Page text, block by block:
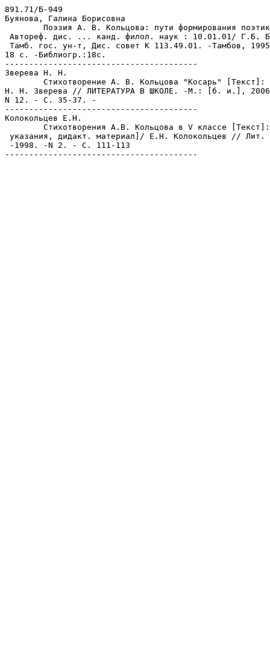
891.71/Б-949
Буянова, Галина Борисовна
Автореф. дис. ... канд. филол. наук : 10.01.01/ Г.Б.
Тамб. гос. ун-т, Дис. совет К 113.49.01. -Тамбов,
18 с. -Библиогр.:18с.
----------------------------------------
Зверева Н. Н.
Н. Н. Зверева // ЛИТЕРАТУРА В ШКОЛЕ. -М.: [б. и.],
N 12. - C. 35-37. -
----------------------------------------
Колокольцев Е.Н.
указания, дидакт. материал]/ Е.Н. Колокольцев //
-1998. -N 2. - С. 111-113